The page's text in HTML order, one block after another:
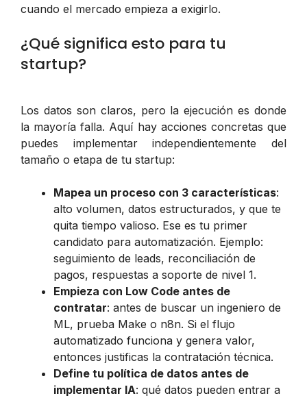
cuando el mercado empieza a exigirlo.
¿Qué significa esto para tu
startup?
Los datos son claros, pero la ejecución es donde
la mayoría falla. Aquí hay acciones concretas que
puedes implementar independientemente del
tamaño o etapa de tu startup:
Mapea un proceso con 3 características:
alto volumen, datos estructurados, y que te
quita tiempo valioso. Ese es tu primer
candidato para automatización. Ejemplo:
seguimiento de leads, reconciliación de
pagos, respuestas a soporte de nivel 1.
Empieza con Low Code antes de
contratar: antes de buscar un ingeniero de
ML, prueba Make o n8n. Si el flujo
automatizado funciona y genera valor,
entonces justificas la contratación técnica.
Define tu política de datos antes de
implementar IA: qué datos pueden entrar a